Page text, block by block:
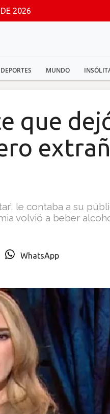
2026
DEPORTES MUNDO
que
le contaba a su
volvió a beber
WhatsApp